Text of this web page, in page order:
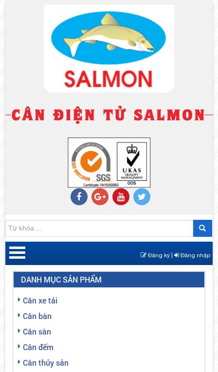
Đăng ký | Đăng nhập
DANH MỤC SẢN PHẨM
Cân xe tải
Cân bàn
Cân sàn
Cân đếm
Cân thủy sản